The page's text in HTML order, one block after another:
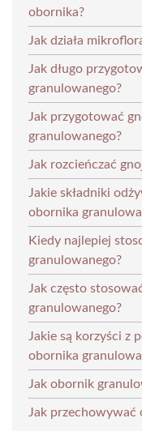
obornika?
Jak działa
Jak długo
granulowanego?
Jak przygotować
granulowanego?
Jak rozcieńczać
Jakie składniki
obornika
Kiedy najlepiej
granulowanego?
Jak często
granulowanego?
Jakie są korzyści z
obornika
Jak obornik
Jak przechowywać